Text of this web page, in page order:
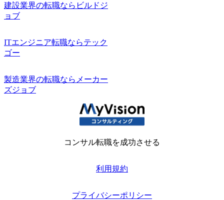
建設業界の転職ならビルドジ
ョブ
ITエンジニア転職ならテック
ゴー
製造業界の転職ならメーカー
ズジョブ
コンサル転職を成功させる
利用規約
プライバシーポリシー